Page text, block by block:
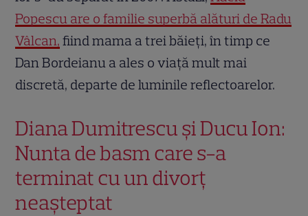
Popescu are o familie superbă alături de Radu
Vâlcan, fiind mama a trei băieți, în timp ce
Dan Bordeianu a ales o viață mult mai
discretă, departe de luminile reflectoarelor.
Diana Dumitrescu și Ducu Ion:
Nunta de basm care s-a
terminat cu un divorț
neașteptat